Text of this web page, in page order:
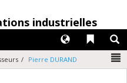
industrielles
Liens
Langues
Pierre DURAND